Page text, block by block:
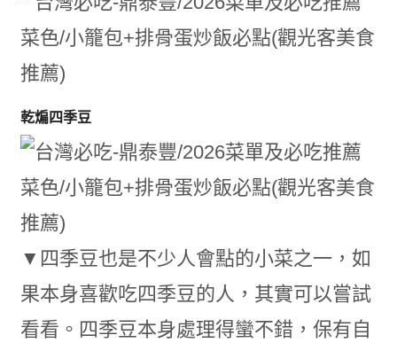
乾煸四季豆
▼四季豆也是不少人會點的小菜之一，如
果本身喜歡吃四季豆的人，其實可以嘗試
看看。四季豆本身處理得蠻不錯，保有自